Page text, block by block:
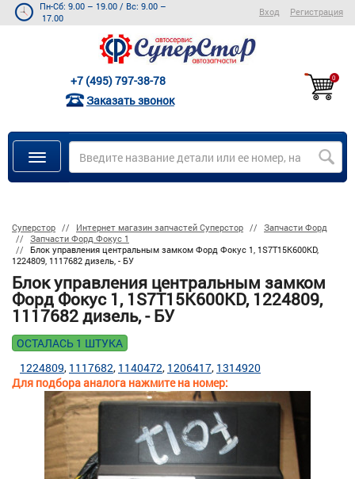
Пн-Сб: 9.00 – 19.00 / Вс: 9.00 –
17.00
Вход Регистрация
+7 (495) 797-38-78
Заказать звонок
0
Суперстор Интернет магазин запчастей Суперстор
Запчасти Форд
Запчасти Форд Фокус 1
Блок управления центральным замком Форд Фокус 1, 1S7T15K600KD,
1224809, 1117682 дизель, - БУ
Блок управления центральным замком
Форд Фокус 1, 1S7T15K600KD, 1224809,
1117682 дизель, - БУ
ОСТАЛАСЬ 1 ШТУКА
Для подбора аналога нажмите на номер:
1224809 1117682 1140472 1206417 1314920